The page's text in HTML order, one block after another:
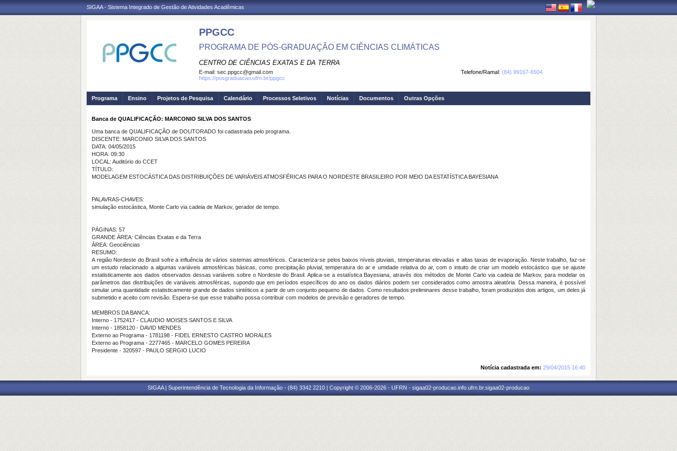
SIGAA - Sistema Integrado de Gestão de Atividades Acadêmicas
PPGCC
PROGRAMA DE PÓS-GRADUAÇÃO EM CIÊNCIAS CLIMÁTICAS
CENTRO DE CIÊNCIAS EXATAS E DA TERRA
Telefone/Ramal: (84) 99167-6504
E-mail: sec.ppgcc@gmail.com
https://posgraduacao.ufrn.br/ppgcc
Programa Ensino Projetos de Pesquisa Calendário Processos Seletivos Notícias Documentos Outras Opções
Banca de QUALIFICAÇÃO: MARCONIO SILVA DOS SANTOS
Uma banca de QUALIFICAÇÃO de DOUTORADO foi cadastrada pelo programa.
DISCENTE: MARCONIO SILVA DOS SANTOS
DATA: 04/05/2015
HORA: 09:30
LOCAL: Auditório do CCET
TÍTULO:
MODELAGEM ESTOCÁSTICA DAS DISTRIBUIÇÕES DE VARIÁVEIS ATMOSFÉRICAS PARA O NORDESTE BRASILEIRO POR MEIO DA ESTATÍSTICA BAYESIANA
PALAVRAS-CHAVES:
simulação estocástica, Monte Carlo via cadeia de Markov, gerador de tempo.
PÁGINAS: 57
GRANDE ÁREA: Ciências Exatas e da Terra
ÁREA: Geociências
RESUMO:
A região Nordeste do Brasil sofre a influência de vários sistemas atmosféricos. Caracteriza-se pelos baixos níveis pluviais, temperaturas elevadas e altas taxas de evaporação. Neste trabalho, faz-se
um estudo relacionado a algumas variáveis atmosféricas básicas, como precipitação pluvial, temperatura do ar e umidade relativa do ar, com o intuito de criar um modelo estocástico que se ajuste
estatisticamente aos dados observados dessas variáveis sobre o Nordeste do Brasil. Aplica-se a estatística Bayesiana, através dos métodos de Monte Carlo via cadeia de Markov, para modelar os
parâmetros das distribuições de variáveis atmosféricas, supondo que em períodos específicos do ano os dados diários podem ser considerados como amostra aleatória. Dessa maneira, é possível
simular uma quantidade estatisticamente grande de dados sintéticos a partir de um conjunto pequeno de dados. Como resultados preliminares desse trabalho, foram produzidos dois artigos, um deles já
submetido e aceito com revisão. Espera-se que esse trabalho possa contribuir com modelos de previsão e geradores de tempo.
MEMBROS DA BANCA:
Interno - 1752417 - CLAUDIO MOISES SANTOS E SILVA
Interno - 1858120 - DAVID MENDES
Externo ao Programa - 1781198 - FIDEL ERNESTO CASTRO MORALES
Externo ao Programa - 2277465 - MARCELO GOMES PEREIRA
Presidente - 320597 - PAULO SERGIO LUCIO
Notícia cadastrada em: 29/04/2015 16:40
SIGAA | Superintendência de Tecnologia da Informação - (84) 3342 2210 | Copyright © 2006-2026 - UFRN - sigaa02-producao.info.ufrn.br.sigaa02-producao